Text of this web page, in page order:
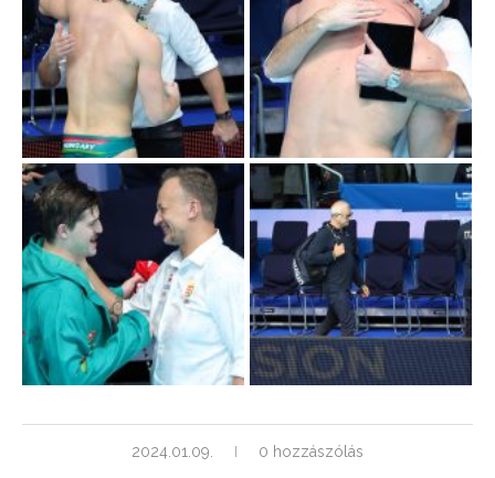
2024.01.09. 0 hozzászólás